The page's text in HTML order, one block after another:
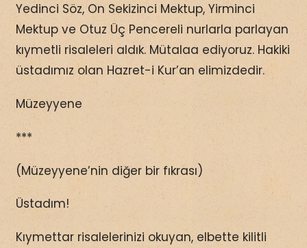
Yedinci Söz, On Sekizinci Mektup, Yirminci
Mektup ve Otuz Üç Pencereli nurlarla parlayan
kıymetli risaleleri aldık. Mütalaa ediyoruz. Hakiki
üstadımız olan Hazret-i Kur’an elimizdedir.
Müzeyyene
***
(Müzeyyene’nin diğer bir fıkrası)
Üstadım!
Kıymettar risalelerinizi okuyan, elbette kilitli